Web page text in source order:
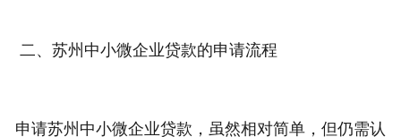
二、苏州中小微企业贷款的申请流程
申请苏州中小微企业贷款，虽然相对简单，但仍需认